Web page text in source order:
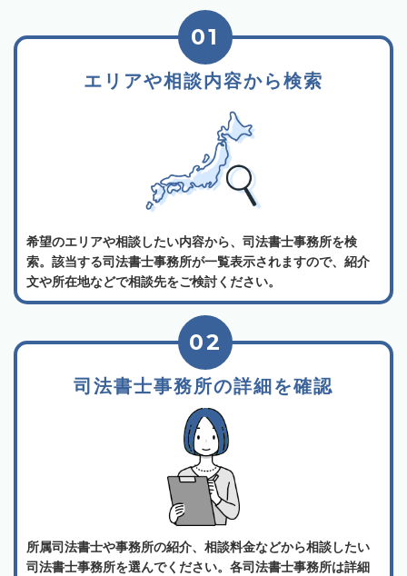
エリアや相談内容から検索
01
希望のエリアや相談したい内容から、司法書士事務所を検
索。該当する司法書士事務所が一覧表示されますので、紹介
文や所在地などで相談先をご検討ください。
司法書士事務所の詳細を確認
02
所属司法書士や事務所の紹介、相談料金などから相談したい
司法書士事務所を選んでください。各司法書士事務所は詳細